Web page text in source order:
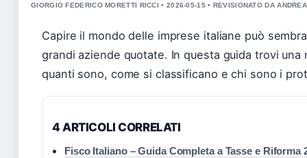
GIORGIO FEDERICO MORETTI RICCI • 2026-05-15 • REVISIONATO DA
Capire il mondo delle imprese italiane può
grandi aziende quotate. In questa guida trovi
quanti sono, come si classificano e chi sono i
4 ARTICOLI CORRELATI
Fisco Italiano – Guida Completa a Tasse e Riforma